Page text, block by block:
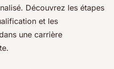
Découvrez les étapes
et les
une carrière